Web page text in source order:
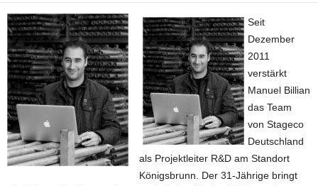
Seit
Dezember
2011
verstärkt
Manuel Billian
das Team
von Stageco
Deutschland
als Projektleiter R&D am Standort
Königsbrunn. Der 31-Jährige bringt